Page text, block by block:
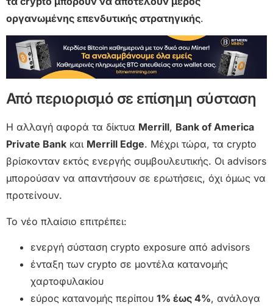
οργανωμένης επενδυτικής στρατηγικής.
Από περιορισμό σε επίσημη σύσταση
Η αλλαγή αφορά τα δίκτυα Merrill, Bank of America
Private Bank και Merrill Edge. Μέχρι τώρα, τα crypto
βρίσκονταν εκτός ενεργής συμβουλευτικής. Οι advisors
μπορούσαν να απαντήσουν σε ερωτήσεις, όχι όμως να
προτείνουν.
Το νέο πλαίσιο επιτρέπει:
ενεργή σύσταση crypto exposure από advisors
ένταξη των crypto σε μοντέλα κατανομής
χαρτοφυλακίου
εύρος κατανομής περίπου 1% έως 4%, ανάλογα